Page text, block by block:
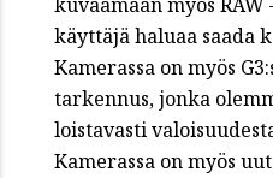
käyttäjä haluaa saada
Kamerassa on myös
tarkennus, jonka
loistavasti
Kamerassa on myös